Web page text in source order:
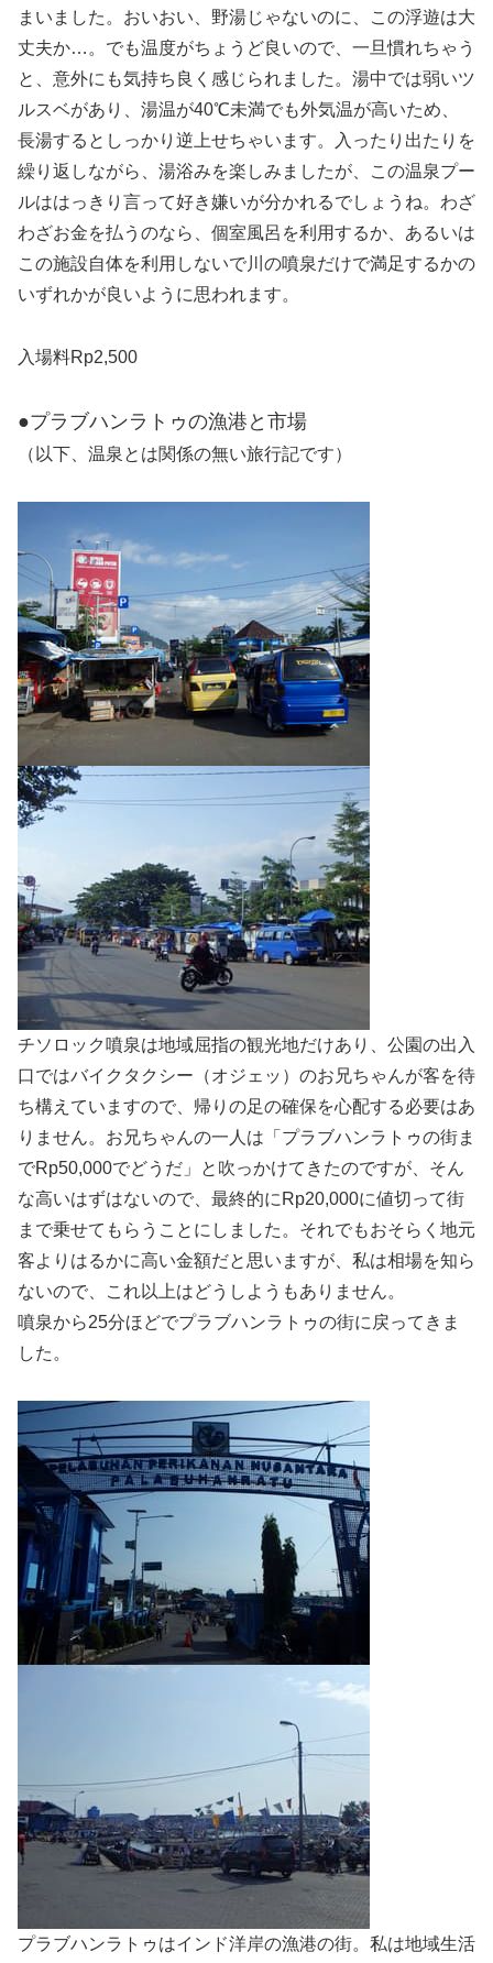
まいました。おいおい、野湯じゃないのに、この浮遊は大
丈夫か…。でも温度がちょうど良いので、一旦慣れちゃう
と、意外にも気持ち良く感じられました。湯中では弱いツ
ルスベがあり、湯温が40℃未満でも外気温が高いため、
長湯するとしっかり逆上せちゃいます。入ったり出たりを
繰り返しながら、湯浴みを楽しみましたが、この温泉プー
ルははっきり言って好き嫌いが分かれるでしょうね。わざ
わざお金を払うのなら、個室風呂を利用するか、あるいは
この施設自体を利用しないで川の噴泉だけで満足するかの
いずれかが良いように思われます。
入場料Rp2,500
●プラブハンラトゥの漁港と市場
（以下、温泉とは関係の無い旅行記です）
チソロック噴泉は地域屈指の観光地だけあり、公園の出入
口ではバイクタクシー（オジェッ）のお兄ちゃんが客を待
ち構えていますので、帰りの足の確保を心配する必要はあ
りません。お兄ちゃんの一人は「プラブハンラトゥの街ま
でRp50,000でどうだ」と吹っかけてきたのですが、そん
な高いはずはないので、最終的にRp20,000に値切って街
まで乗せてもらうことにしました。それでもおそらく地元
客よりはるかに高い金額だと思いますが、私は相場を知ら
ないので、これ以上はどうしようもありません。
噴泉から25分ほどでプラブハンラトゥの街に戻ってきま
した。
プラブハンラトゥはインド洋岸の漁港の街。私は地域生活